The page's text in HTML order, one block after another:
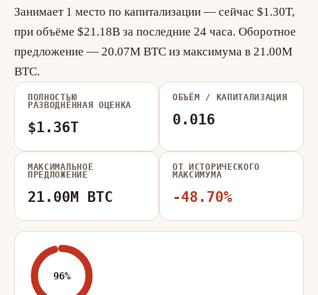
Занимает 1 место по капитализации — сейчас $1.30T,
при объёме $21.18B за последние 24 часа. Оборотное
предложение — 20.07M BTC из максимума в 21.00M
BTC.
ПОЛНОСТЬЮ
РАЗВОДНЁННАЯ ОЦЕНКА
$1.36T
ОБЪЁМ / КАПИТАЛИЗАЦИЯ
0.016
МАКСИМАЛЬНОЕ
ПРЕДЛОЖЕНИЕ
21.00M BTC
ОТ ИСТОРИЧЕСКОГО
МАКСИМУМА
-48.70%
96%